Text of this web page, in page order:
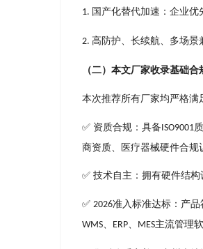
1. 国产化替代加速：企业
2. ⾼防护、⻓续航、多场景
（⼆）本⽂⼚家收录基础合
本次推荐所有⼚家均严格满
✅ 资质合规：具备ISO9001
商资质、医疗器械硬件合规
✅ 技术⾃主：拥有硬件结
✅ 2026准⼊标准达标：产
WMS、 ERP、 MES主流管理软